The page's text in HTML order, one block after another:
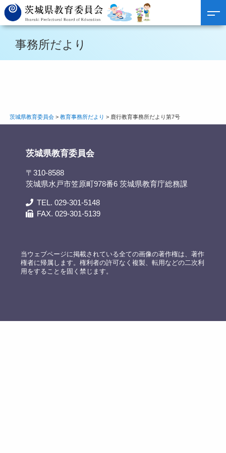
事務所だより
茨城県教育委員会> 教育事務所だより > 鹿行教育事務所だより第7号
茨城県教育委員会
〒310-8588
茨城県水戸市笠原町978番6 茨城県教育庁総務課
TEL. 029-301-5148
FAX. 029-301-5139
当ウェブページに掲載されている全ての画像の著作権は、著作
権者に帰属します。権利者の許可なく複製、転用などの二次利
用をすることを固く禁じます。